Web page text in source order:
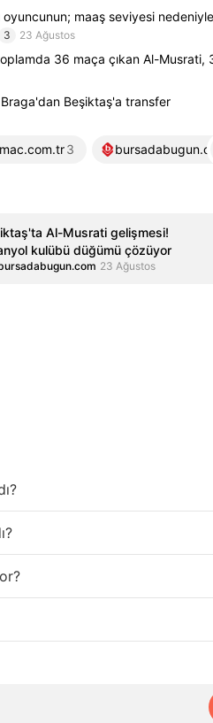
maaş seviyesi nedeniyle
3 23 Ağustos
36 maça çıkan Al-Musrati,
Beşiktaş'a transfer
3
Al-Musrati gelişmesi!
kulübü düğümü çözüyor
23 Ağustos